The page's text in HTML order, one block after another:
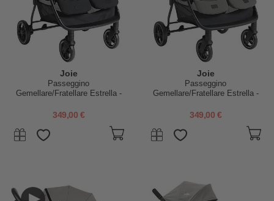
Joie
Passeggino
Gemellare/Fratellare Estrella -
Incluso
349,00 €
Joie
Passeggino
Gemellare/Fratellare Estrella -
Incluso
349,00 €